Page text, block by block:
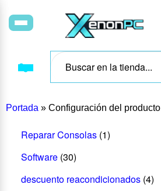
Portada » Configuración del producto
Reparar Consolas (1)
Software (30)
descuento reacondicionados (4)